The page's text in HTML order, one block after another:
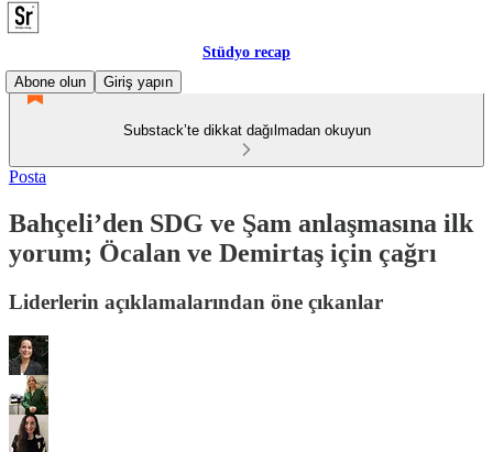
Stüdyo recap
Abone olun
Giriş yapın
Substack’te dikkat dağılmadan okuyun
Posta
Bahçeli’den SDG ve Şam anlaşmasına ilk
yorum; Öcalan ve Demirtaş için çağrı
Liderlerin açıklamalarından öne çıkanlar